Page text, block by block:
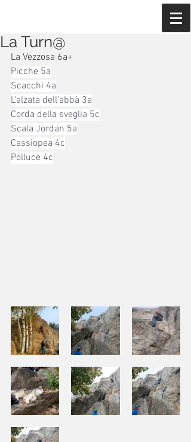
La Turn@
La Vezzosa 6a+
Picche 5a
Scacchi 4a
L’alzata dell’abbà 3a
Corda della sveglia 5c
Scala Jordan 5a
Cassiopea 4c
Polluce 4c